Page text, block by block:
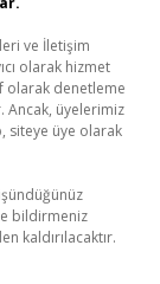
ve İletişim
olarak hizmet
olarak denetleme
Ancak, üyelerimiz
siteye üye olarak
bildirmeniz
kaldırılacaktır.